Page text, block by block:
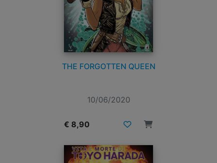
THE FORGOTTEN QUEEN
10/06/2020
€ 8,90